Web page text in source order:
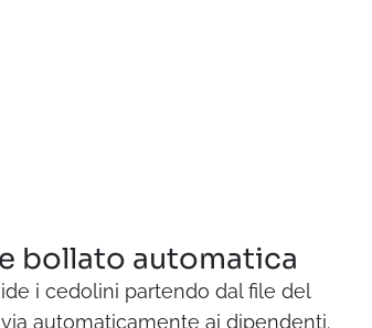
bollato automatica
i cedolini partendo dal file del
automaticamente ai dipendenti.